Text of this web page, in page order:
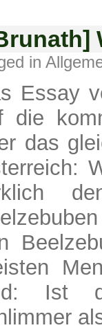
in
Essay
die
das
Ist